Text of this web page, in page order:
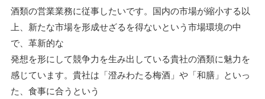
酒類の営業業務に従事したいです。国内の市場が縮小する以
上、新たな市場を形成せざるを得ないという市場環境の中
で、革新的な
発想を形にして競争力を生み出している貴社の酒類に魅力を
感じています。貴社は「澄みわたる梅酒」や「和膳」といっ
た、食事に合うという